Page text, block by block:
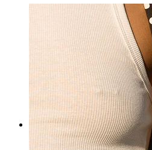
Piercing meravigliosi ,
involucro di imballaggio
effettuato l' ordine il 3
settembre, sono rimasta
piercing, io ho acquistato due
a forma di stella per Helix e
come nella foto, acquisterò
Rossella
Acquisto verificato
Rating